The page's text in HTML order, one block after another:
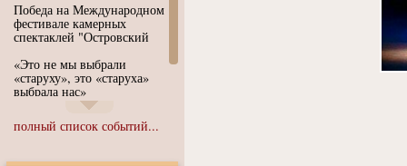
Победа на Международном
фестивале камерных
спектаклей "Островский
«Это не мы выбрали
«старуху», это «старуха»
выбрала нас»
Иммерсивный спектакль
"Язык чистого полета
полный список событий...